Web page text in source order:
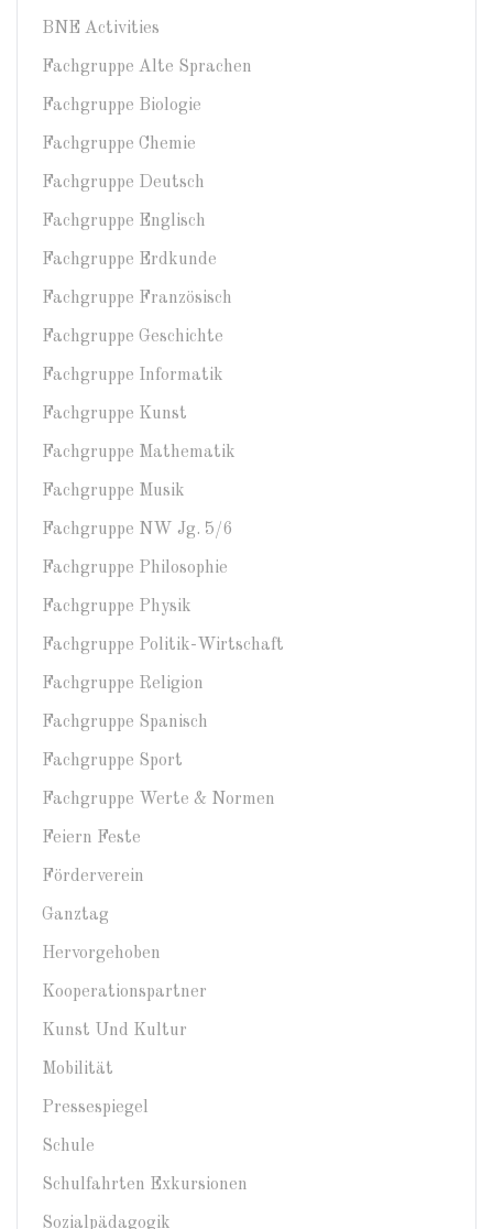
BNE Activities
Fachgruppe Alte Sprachen
Fachgruppe Biologie
Fachgruppe Chemie
Fachgruppe Deutsch
Fachgruppe Englisch
Fachgruppe Erdkunde
Fachgruppe Französisch
Fachgruppe Geschichte
Fachgruppe Informatik
Fachgruppe Kunst
Fachgruppe Mathematik
Fachgruppe Musik
Fachgruppe NW Jg. 5/6
Fachgruppe Philosophie
Fachgruppe Physik
Fachgruppe Politik-Wirtschaft
Fachgruppe Religion
Fachgruppe Spanisch
Fachgruppe Sport
Fachgruppe Werte & Normen
Feiern Feste
Förderverein
Ganztag
Hervorgehoben
Kooperationspartner
Kunst Und Kultur
Mobilität
Pressespiegel
Schule
Schulfahrten Exkursionen
Sozialpädagogik